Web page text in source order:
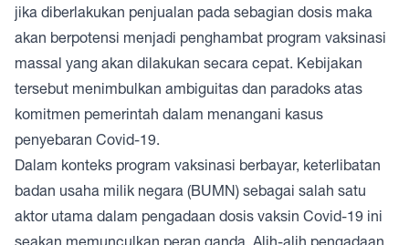
jika diberlakukan penjualan pada sebagian dosis maka
akan berpotensi menjadi penghambat program vaksinasi
massal yang akan dilakukan secara cepat. Kebijakan
tersebut menimbulkan ambiguitas dan paradoks atas
komitmen pemerintah dalam menangani kasus
penyebaran Covid-19.
Dalam konteks program vaksinasi berbayar, keterlibatan
badan usaha milik negara (BUMN) sebagai salah satu
aktor utama dalam pengadaan dosis vaksin Covid-19 ini
seakan memunculkan peran ganda. Alih-alih pengadaan